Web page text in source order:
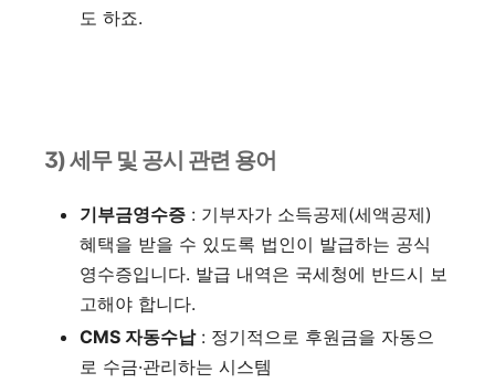
도 하죠.
3) 세무 및 공시 관련 용어
기부금영수증 : 기부자가 소득공제(세액공제)
혜택을 받을 수 있도록 법인이 발급하는 공식
영수증입니다. 발급 내역은 국세청에 반드시 보
고해야 합니다.
CMS 자동수납: 정기적으로 후원금을 자동으
로 수금·관리하는 시스템